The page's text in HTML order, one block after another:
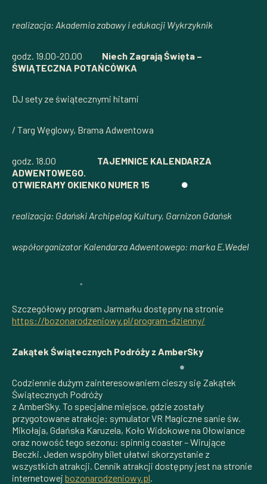
realizacja: Akademia zabawy i edukacji Wykrzyknik
godz. 19.00-20.00
Niech Zagrają Święta –
ŚWIĄTECZNA POTAŃCÓWKA
DJ sety ze świątecznymi hitami
/ Targ Węglowy, Brama Adwentowa
godz. 18.00 TAJEMNICE KALENDARZA
ADWENTOWEGO.
OTWIERAMY OKIENKO NUMER 15
realizacja: Gdański Archipelag Kultury, Garnizon Gdańsk
współorganizator Kalendarza Adwentowego: marka E.Wedel
Szczegółowy program Jarmarku dostępny na stronie
https://bozonarodzeniowy.pl/program-dzienny/
Zakątek Świątecznych Podróży z AmberSky
Codziennie dużym zainteresowaniem cieszy się Zakątek
Świątecznych Podróży
z AmberSky. To specjalne miejsce, gdzie zostały
przygotowane atrakcje: symulator VR Magiczne sanie św.
Mikołaja, Gdańska Karuzela, Koło Widokowe na Ołowiance
oraz nowość tego sezonu: spinnig coaster – Wirujące
Beczki. Jeden wspólny bilet ułatwi skorzystanie z
wszystkich atrakcji. Cennik atrakcji dostępny jest na stronie
internetowej bozonarodzeniowy.pl.